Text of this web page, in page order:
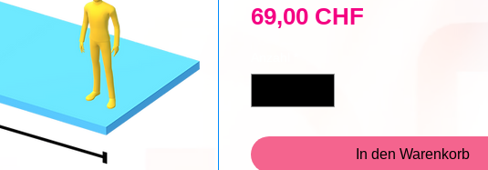
69,00 CHF
In den Warenkorb